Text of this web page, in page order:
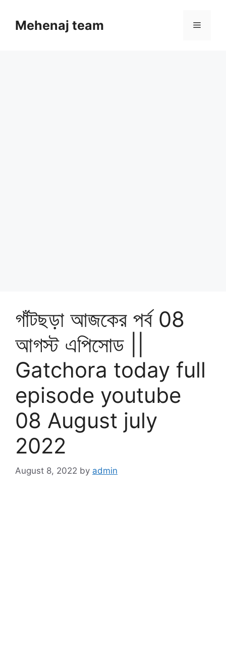
contentMehenaj team Menu
গাঁটছড়া আজকের পর্ব 08
আগস্ট এপিসোড ||
Gatchora today full
episode youtube
08 August july
2022
August 8, 2022 by admin